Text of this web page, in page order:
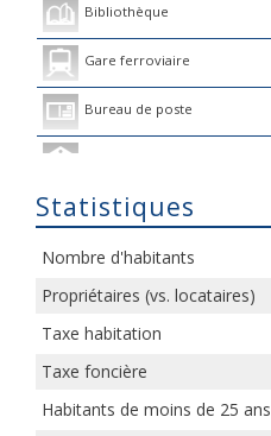
Bibliothèque
Gare ferroviaire
Bureau de poste
Presse et Tabac
Statistiques
Nombre d'habitants
Propriétaires (vs. locataires)
Taxe habitation
Taxe foncière
Habitants de moins de 25 ans